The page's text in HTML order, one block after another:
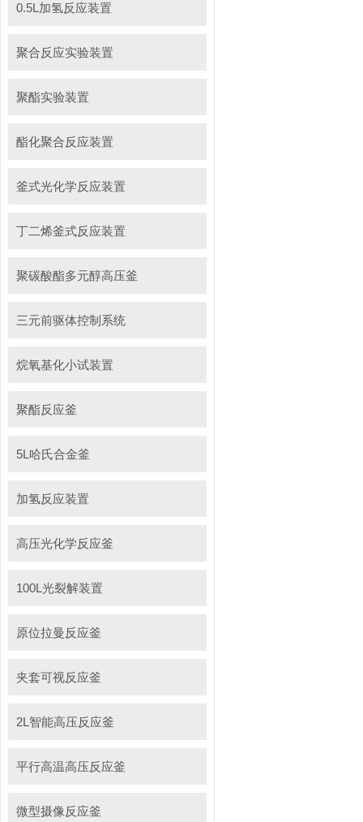
0.5L加氢反应装置
聚合反应实验装置
聚酯实验装置
酯化聚合反应装置
釜式光化学反应装置
丁二烯釜式反应装置
聚碳酸酯多元醇高压釜
三元前驱体控制系统
烷氧基化小试装置
聚酯反应釜
5L哈氏合金釜
加氢反应装置
高压光化学反应釜
100L光裂解装置
原位拉曼反应釜
夹套可视反应釜
2L智能高压反应釜
平行高温高压反应釜
微型摄像反应釜